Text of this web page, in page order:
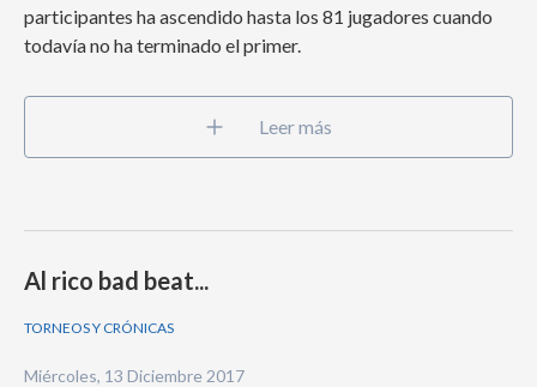
participantes ha ascendido hasta los 81 jugadores cuando
todavía no ha terminado el primer.
Leer más
Al rico bad beat...
TORNEOS Y CRÓNICAS
Miércoles, 13 Diciembre 2017